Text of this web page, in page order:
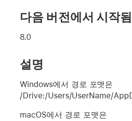
다음 버전에서 시작됨
8.0
설명
Windows에서 경로 포맷은
/Drive:/Users/UserName/
macOS에서 경로 포맷은